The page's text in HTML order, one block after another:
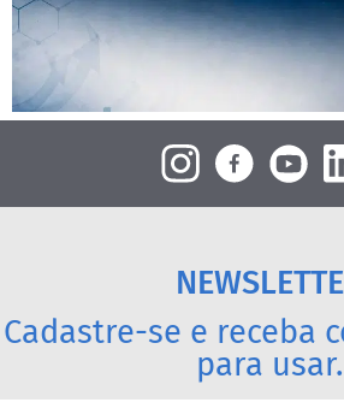
Cadastre-se e receba
para usar.